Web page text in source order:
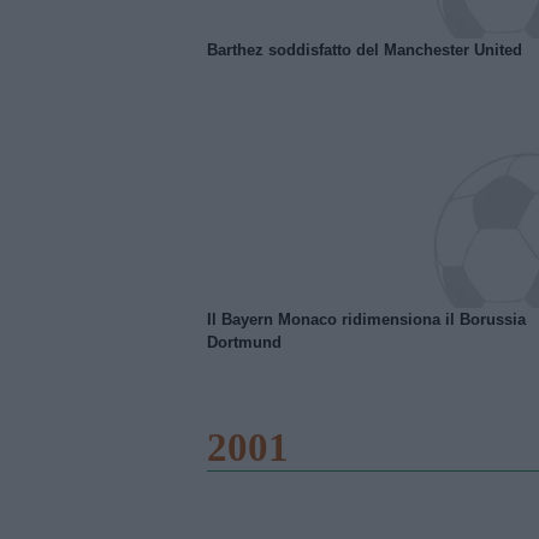
Barthez soddisfatto del Manchester United
Il Bayern Monaco ridimensiona il Borussia
Dortmund
2001